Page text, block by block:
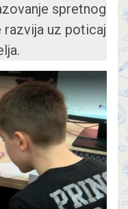
spretnog
razvija uz poticaj